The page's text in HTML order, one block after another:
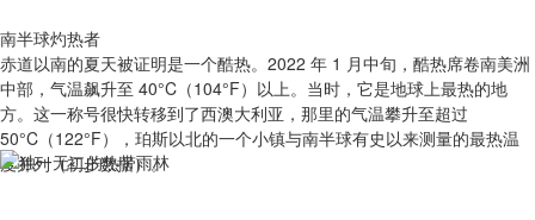
南半球灼热者
赤道以南的夏天被证明是一个酷热。2022 年 1 月中旬，酷热席卷南美洲
中部，气温飙升至 40°C（104°F）以上。当时，它是地球上最热的地
方。这一称号很快转移到了西澳大利亚，那里的气温攀升至超过
50°C（122°F），珀斯以北的一个小镇与南半球有史以来测量的最热温
度并列（初步数据）。